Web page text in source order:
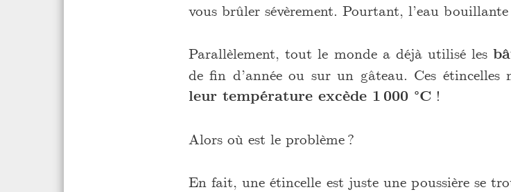
vous brûler sévèrement. Pourtant, l’eau bouillante
Parallèlement, tout le monde a déjà utilisé les
de fin d’année ou sur un gâteau. Ces
leur température excède 1 000 °C !
Alors où est le problème ?
En fait, une étincelle est juste une poussière se